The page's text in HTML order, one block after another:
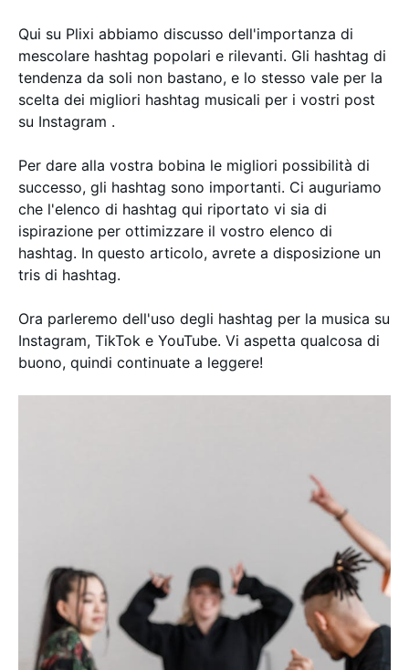
Qui su Plixi abbiamo discusso dell'importanza di
mescolare hashtag popolari e rilevanti. Gli hashtag di
tendenza da soli non bastano, e lo stesso vale per la
scelta dei migliori hashtag musicali per i vostri post
su Instagram .
Per dare alla vostra bobina le migliori possibilità di
successo, gli hashtag sono importanti. Ci auguriamo
che l'elenco di hashtag qui riportato vi sia di
ispirazione per ottimizzare il vostro elenco di
hashtag. In questo articolo, avrete a disposizione un
tris di hashtag.
Ora parleremo dell'uso degli hashtag per la musica su
Instagram, TikTok e YouTube. Vi aspetta qualcosa di
buono, quindi continuate a leggere!